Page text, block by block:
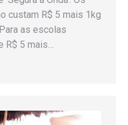
custam R$ 5 mais 1kg
as escolas
R$ 5 mais…